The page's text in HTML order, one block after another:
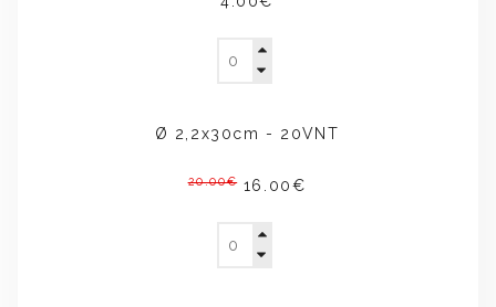
Ø 2,2x30cm - 20VNT
20.00€16.00€